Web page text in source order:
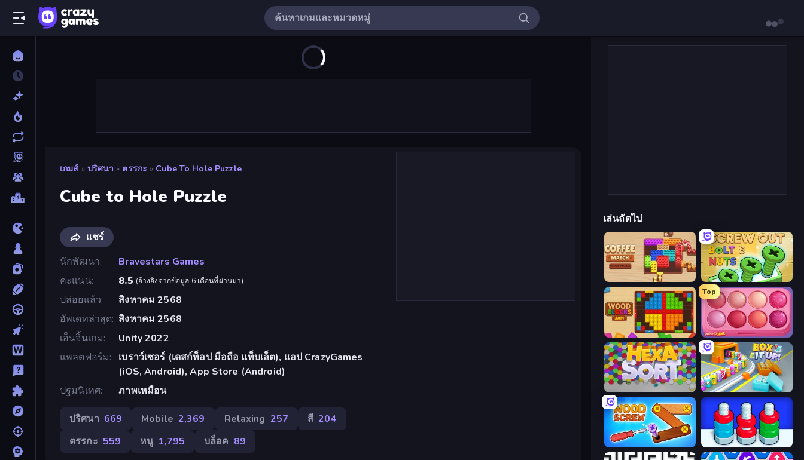
เกมส์ » ปริศนา » ตรรกะ » Cube To Hole Puzzle
Cube to Hole Puzzle
แชร์
นักพัฒนา
Bravestars Games
คะแนน
8.5 (อ้างอิงจากข้อมูล 6 เดือนที่ผ่านมา)
ปล่อยแล้ว
สิงหาคม 2568
อัพเดทล่าสุด สิงหาคม 2568
เอ็นจิ้นเกม
Unity 2022
แพลตฟอร์ม
เบราว์เซอร์ (เดสก์ท็อป มือถือ แท็บเล็ต), แอป CrazyGames
(iOS, Android), App Store (Android)
ปฐมนิเทศ
ภาพเหมือน
ปริศนา 669 Mobile 2,369 Relaxing 257 สี 204
ตรรกะ 559 หนู 1,795 บล็อค 89
เล่นถัดไป
Screw Out: Bolts and Nuts
Wood Blocks Jam
Top
Piece of Cake: Merge and Bake
Box It Up
Wood Screw: Bolts Puzzle